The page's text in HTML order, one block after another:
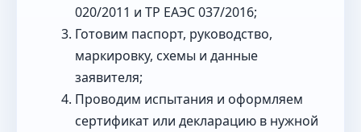
020/2011 и ТР ЕАЭС 037/2016;
Готовим паспорт, руководство,
маркировку, схемы и данные
заявителя;
Проводим испытания и оформляем
сертификат или декларацию в нужной